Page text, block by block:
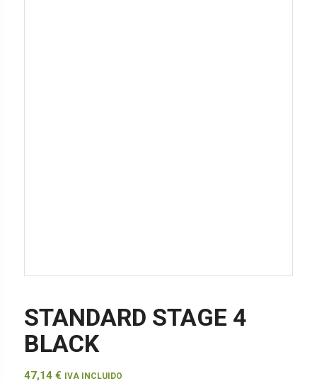
STANDARD STAGE 4
BLACK
47,14 € IVA INCLUIDO